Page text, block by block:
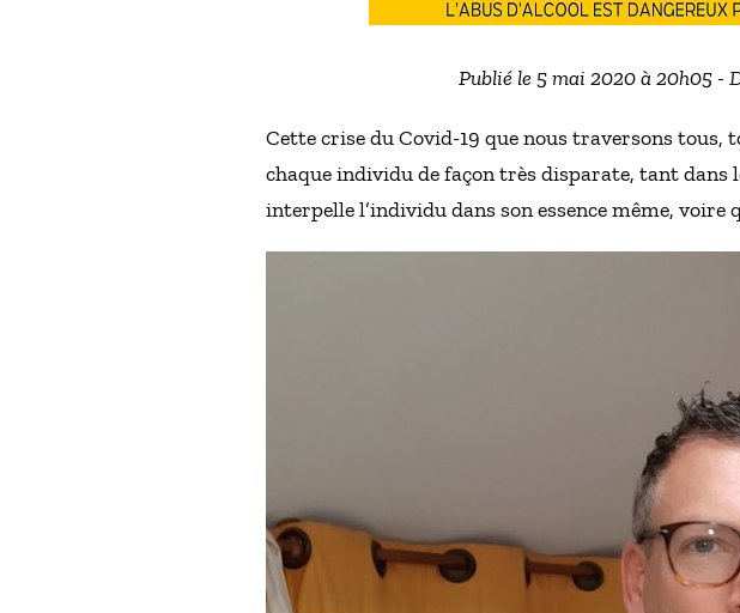
Publié le 5 mai 2020 à 20h05 -
Cette crise du Covid-19 que nous traversons
chaque individu de façon très disparate, tant dans
interpelle l’individu dans son essence même, voire